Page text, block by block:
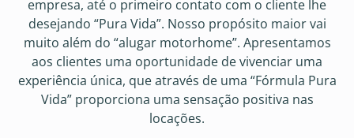
empresa, até o primeiro contato com o cliente lhe
desejando “Pura Vida”. Nosso propósito maior vai
muito além do “alugar motorhome”. Apresentamos
aos clientes uma oportunidade de vivenciar uma
experiência única, que através de uma “Fórmula Pura
Vida” proporciona uma sensação positiva nas
locações.